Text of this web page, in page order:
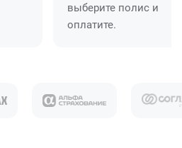
выберите полис и
оплатите.